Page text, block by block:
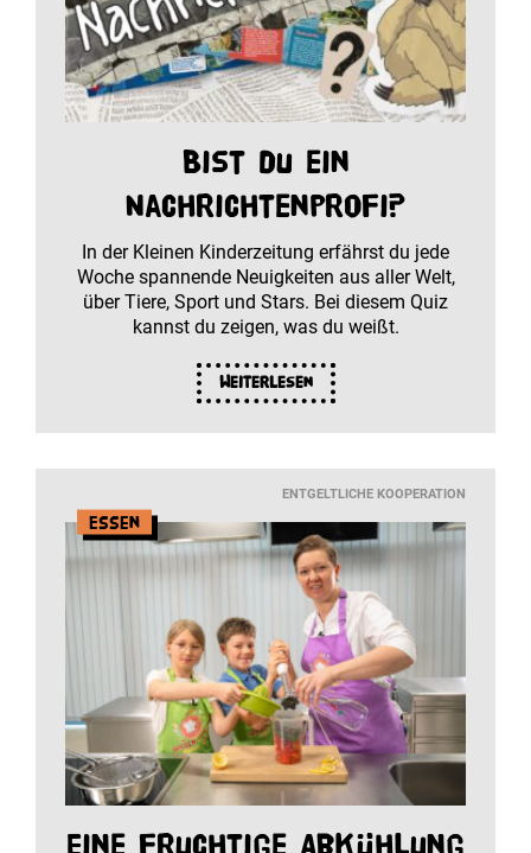
Bist du ein
Nachrichtenprofi?
In der Kleinen Kinderzeitung erfährst du jede
Woche spannende Neuigkeiten aus aller Welt,
über Tiere, Sport und Stars. Bei diesem Quiz
kannst du zeigen, was du weißt.
Weiterlesen
ENTGELTLICHE KOOPERATION
Essen
Eine fruchtige Abkühlung